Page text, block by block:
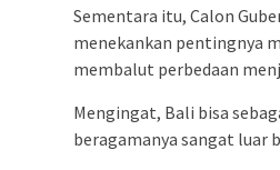
Sementara itu, Calon
menekankan pentingnya
membalut perbedaan
Mengingat, Bali bisa
beragamanya sangat luar